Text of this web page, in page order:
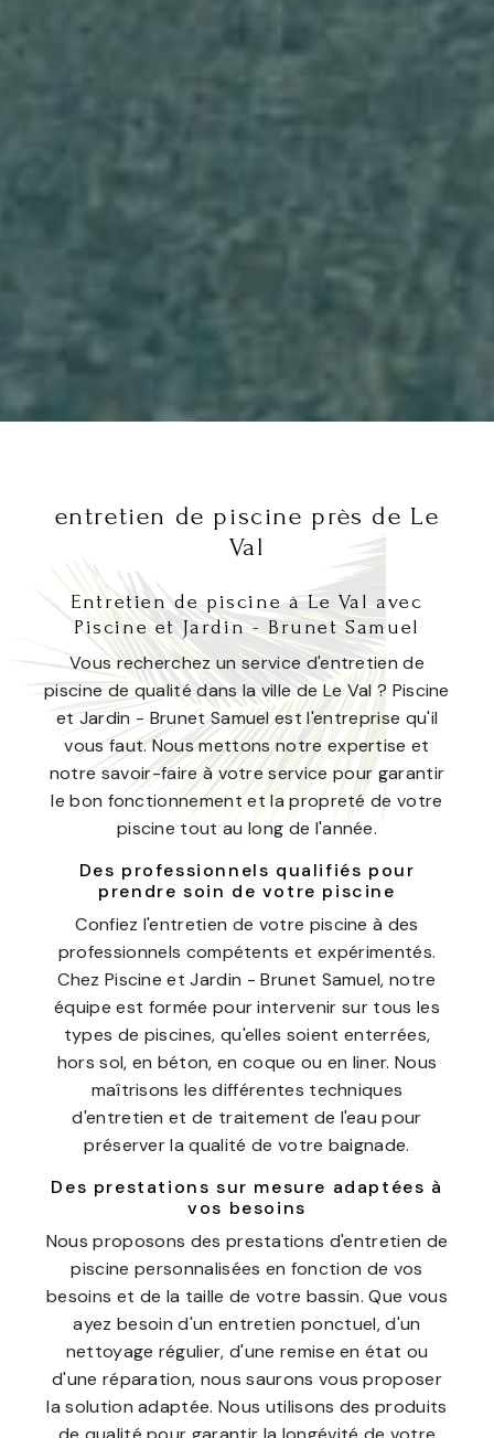
entretien de piscine près de Le
Val
Entretien de piscine à Le Val avec
Piscine et Jardin - Brunet Samuel
Vous recherchez un service d'entretien de
piscine de qualité dans la ville de Le Val ? Piscine
et Jardin - Brunet Samuel est l'entreprise qu'il
vous faut. Nous mettons notre expertise et
notre savoir-faire à votre service pour garantir
le bon fonctionnement et la propreté de votre
piscine tout au long de l'année.
Des professionnels qualifiés pour
prendre soin de votre piscine
Confiez l'entretien de votre piscine à des
professionnels compétents et expérimentés.
Chez Piscine et Jardin - Brunet Samuel, notre
équipe est formée pour intervenir sur tous les
types de piscines, qu'elles soient enterrées,
hors sol, en béton, en coque ou en liner. Nous
maîtrisons les différentes techniques
d'entretien et de traitement de l'eau pour
préserver la qualité de votre baignade.
Des prestations sur mesure adaptées à
vos besoins
Nous proposons des prestations d'entretien de
piscine personnalisées en fonction de vos
besoins et de la taille de votre bassin. Que vous
ayez besoin d'un entretien ponctuel, d'un
nettoyage régulier, d'une remise en état ou
d'une réparation, nous saurons vous proposer
la solution adaptée. Nous utilisons des produits